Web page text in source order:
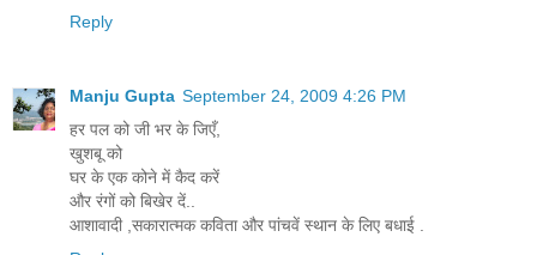
Reply
Manju Gupta September 24, 2009 4:26 PM
हर पल को जी भर के जिएँ,
खुशबू को
घर के एक कोने में कैद करें
और रंगों को बिखेर दें..
आशावादी ,सकारात्मक कविता और पांचवें स्थान के लिए बधाई .